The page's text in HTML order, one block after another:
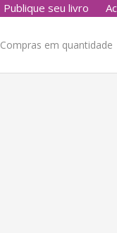
Publique seu livro
Compras em quantidade